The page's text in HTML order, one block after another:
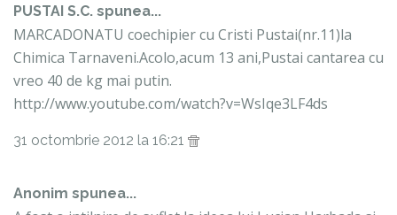
PUSTAI S.C. spunea...
MARCADONATU coechipier cu Cristi Pustai(nr.11)la
Chimica Tarnaveni.Acolo,acum 13 ani,Pustai cantarea cu
vreo 40 de kg mai putin.
http://www.youtube.com/watch?v=WsIqe3LF4ds
31 octombrie 2012 la 16:21
Anonim spunea...